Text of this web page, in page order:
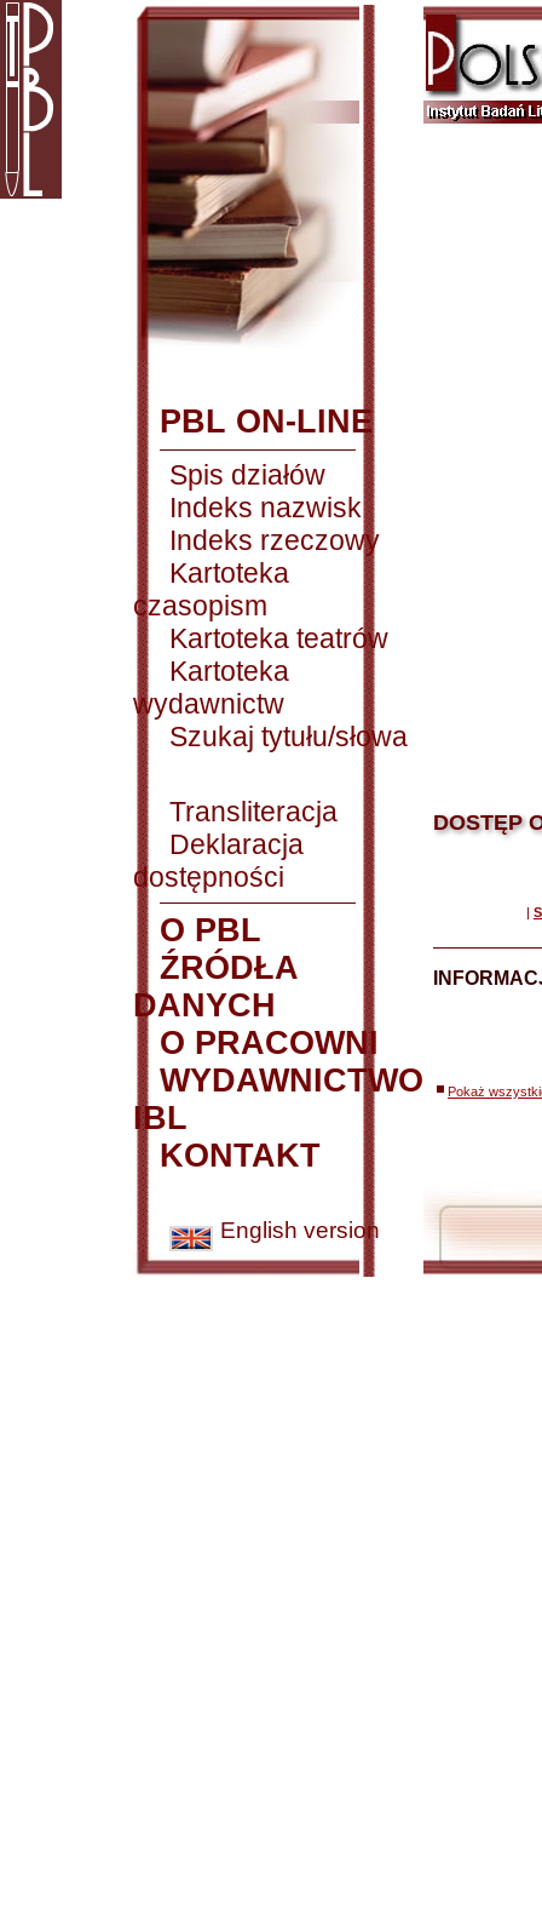
PBL ON-LINE
Spis działów
Indeks nazwisk
Indeks rzeczowy
Kartoteka
czasopism
Kartoteka teatrów
Kartoteka
wydawnictw
Szukaj tytułu/słowa
Transliteracja
Deklaracja
dostępności
O PBL
ŹRÓDŁA
DANYCH
O PRACOWNI
WYDAWNICTWO
IBL
KONTAKT
English version
DOSTĘP
|
Pokaż